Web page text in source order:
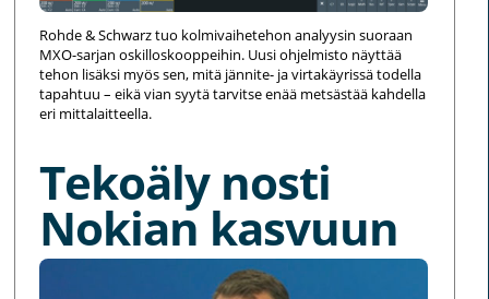
Rohde & Schwarz tuo kolmivaihetehon analyysin suoraan
MXO-sarjan oskilloskooppeihin. Uusi ohjelmisto näyttää
tehon lisäksi myös sen, mitä jännite- ja virtakäyrissä todella
tapahtuu – eikä vian syytä tarvitse enää metsästää kahdella
eri mittalaitteella.
Tekoäly nosti
Nokian kasvuun